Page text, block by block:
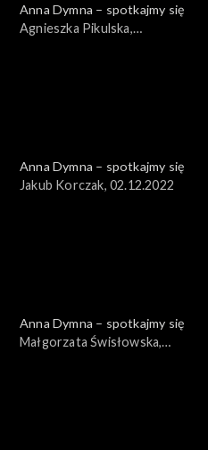
Anna Dymna – spotkajmy się
Agnieszka Pikulska,
Anna Dymna – spotkajmy się
Jakub Korczak, 02.12.2022
Anna Dymna – spotkajmy się
Małgorzata Świsłowska,